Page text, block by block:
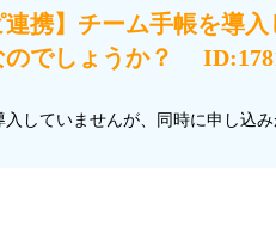
連携】チーム手帳を導
のでしょうか？
していませんが、同時に申し込